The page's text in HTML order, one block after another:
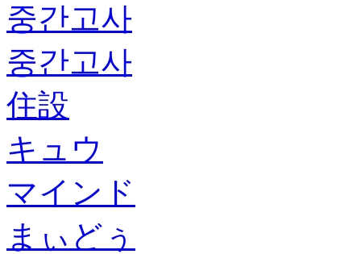
중간고사
중간고사
住設
キュウ
マインド
まぃどぅ